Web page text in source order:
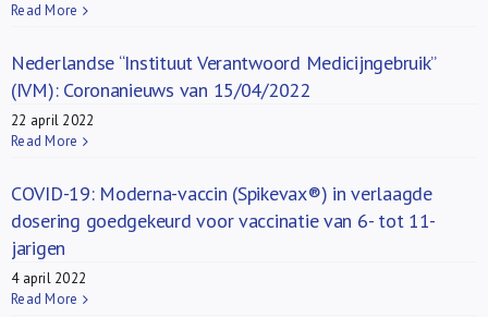
Read More
Nederlandse “Instituut Verantwoord Medicijngebruik”
(IVM): Coronanieuws van 15/04/2022
22 april 2022
Read More
COVID-19: Moderna-vaccin (Spikevax®) in verlaagde
dosering goedgekeurd voor vaccinatie van 6- tot 11-
jarigen
4 april 2022
Read More